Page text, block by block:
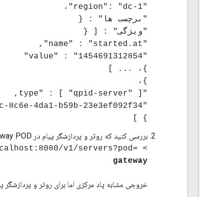
"region": "dc-1"،
"برچسب ها" : {
"ویژگی" : [ {
"name" : "started.at",
"value" : "1454691312854"
}، ... ]
}،
"type" : [ "qpid-server" ],
"uUID" : "9681202c-8c6e-4da1-b59b-23e3ef092f34"
} ]
بررسی کنید که روتر و پردازشگر پیام در Gateway POD هستند. در مدیریت سرور، دستور CURL زیر را اجرا کنید:
> curl -u
v1/servers?pod=
gateway
خروجی مشابه پاد مرکزی اما برای روتر و پردازشگر